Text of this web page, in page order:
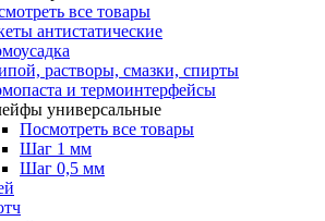
все товары
антистатические
растворы, смазки, спирты
и термоинтерфейсы
универсальные
Посмотреть все товары
Шаг 1 мм
Шаг 0,5 мм